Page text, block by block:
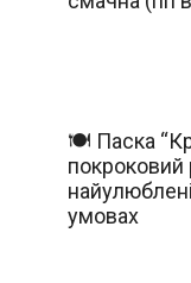
🍽️ Паска
покроковий
умовах